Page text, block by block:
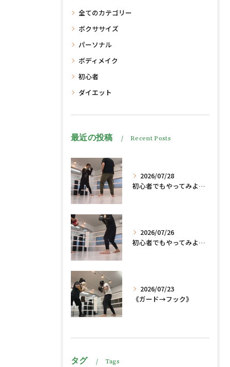
全てのカテゴリー
ボクササイズ
パーソナル
ボディメイク
初心者
ダイエット
最近の投稿 Recent Posts
2026/07/28
初心者でもやってみよう、格闘技でダイエット脂肪燃焼🔥
2026/07/26
初心者でもやってみよう、格闘技でダイエット、脂肪燃焼🔥
2026/07/23
《ガード→フック》
タグ Tags